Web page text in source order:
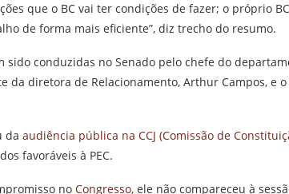
que o BC vai ter condições de fazer; o próprio
de forma mais eficiente”, diz trecho do resumo.
sido conduzidas no Senado pelo chefe do
da diretora de Relacionamento, Arthur Campos, e
da audiência pública na CCJ (Comissão de
favoráveis à PEC.
no Congresso, ele não compareceu à